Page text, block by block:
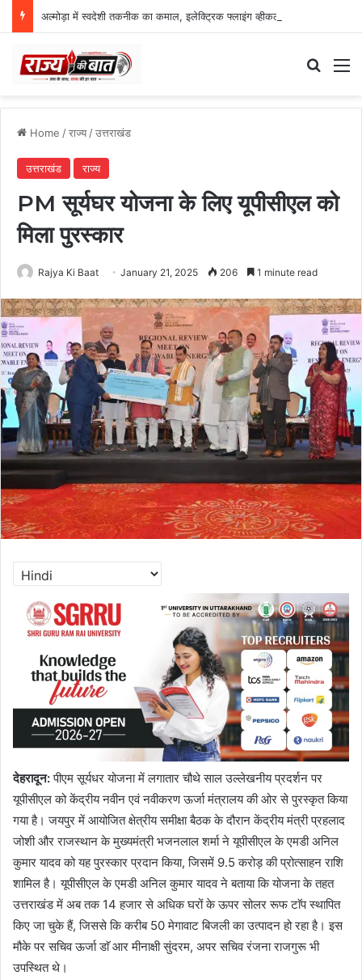
Home /राज्य/उत्तराखंड
उत्तराखंड राज्य
PM सूर्यघर योजना के लिए यूपीसीएल को
मिला पुरस्कार
Rajya Ki Baat January 21, 2025 206 1 minute read
देहरादून: पीएम सूर्यधर योजना में लगातार चौथे साल उल्लेखनीय प्रदर्शन पर
यूपीसीएल को केंद्रीय नवीन एवं नवीकरण ऊर्जा मंत्रालय की ओर से पुरस्कृत किया
गया है। जयपुर में आयोजित क्षेत्रीय समीक्षा बैठक के दौरान केंद्रीय मंत्री प्रहलाद
जोशी और राजस्थान के मुख्यमंत्री भजनलाल शर्मा ने यूपीसीएल के एमडी अनिल
कुमार यादव को यह पुरस्कार प्रदान किया, जिसमें 9.5 करोड़ की प्रोत्साहन राशि
शामिल है। यूपीसीएल के एमडी अनिल कुमार यादव ने बताया कि योजना के तहत
उत्तराखंड में अब तक 14 हजार से अधिक घरों के ऊपर सोलर रूफ टाॅप स्थापित
किए जा चुके हैं, जिससे कि करीब 50 मेगावाट बिजली का उत्पादन हो रहा है। इस
मौके पर सचिव ऊर्जा डाॅ आर मीनाक्षी सुंदरम, अपर सचिव रंजना राजगुरू भी
उपस्थित थे।